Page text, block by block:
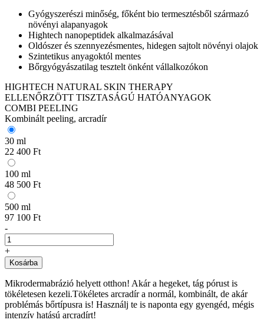
Gyógyszerészi minőség, főként bio termesztésből származó
növényi alapanyagok
Hightech nanopeptidek alkalmazásával
Oldószer és szennyezésmentes, hidegen sajtolt növényi olajok
Szintetikus anyagoktól mentes
Bőrgyógyászatilag tesztelt önként vállalkozókon
HIGHTECH NATURAL SKIN THERAPY
ELLENŐRZÖTT TISZTASÁGÚ HATÓANYAGOK
COMBI PEELING
Kombinált peeling, arcradír
30 ml
22 400 Ft
100 ml
48 500 Ft
500 ml
97 100 Ft
-
+
Kosárba
Mikrodermabrázió helyett otthon! Akár a hegeket, tág pórust is
tökéletesen kezeli.Tökéletes arcradír a normál, kombinált, de akár
problémás bőrtípusra is! Használj te is naponta egy gyengéd, mégis
intenzív hatású arcradírt!